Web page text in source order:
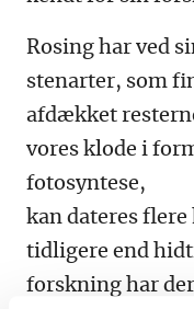
Rosing har ved
stenarter, som
afdækket
vores klode i
fotosyntese,
kan dateres
tidligere end
forskning har